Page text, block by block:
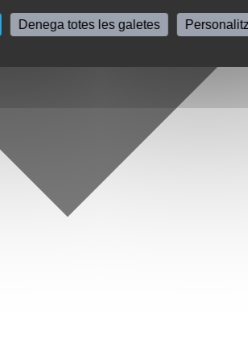
Denega totes les galetes